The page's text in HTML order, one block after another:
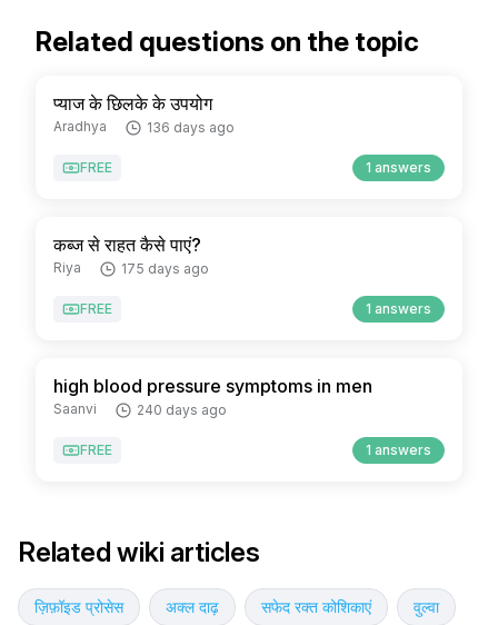
Related questions on the topic
प्याज के छिलके के उपयोग
Aradhya 136 days ago
FREE 1 answers
कब्ज से राहत कैसे पाएं?
Riya 175 days ago
FREE 1 answers
high blood pressure symptoms in men
Saanvi 240 days ago
FREE 1 answers
Related wiki articles
ज़िफ़ॉइड प्रोसेस अक्ल दाढ़ सफेद रक्त कोशिकाएं वुल्वा